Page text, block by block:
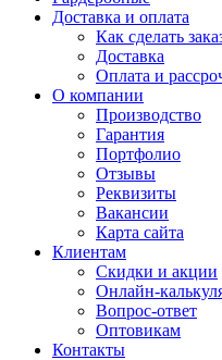
Доставка и оплата
Как сделать
Доставка
Оплата и
О компании
Производство
Гарантия
Портфолио
Отзывы
Реквизиты
Вакансии
Карта сайта
Клиентам
Скидки и акции
Онлайн-
Вопрос-ответ
Оптовикам
Контакты